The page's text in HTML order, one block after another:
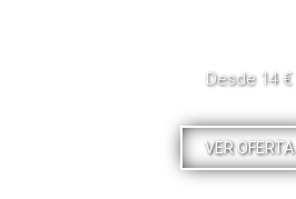
Desde 14 €
VER OFERTA